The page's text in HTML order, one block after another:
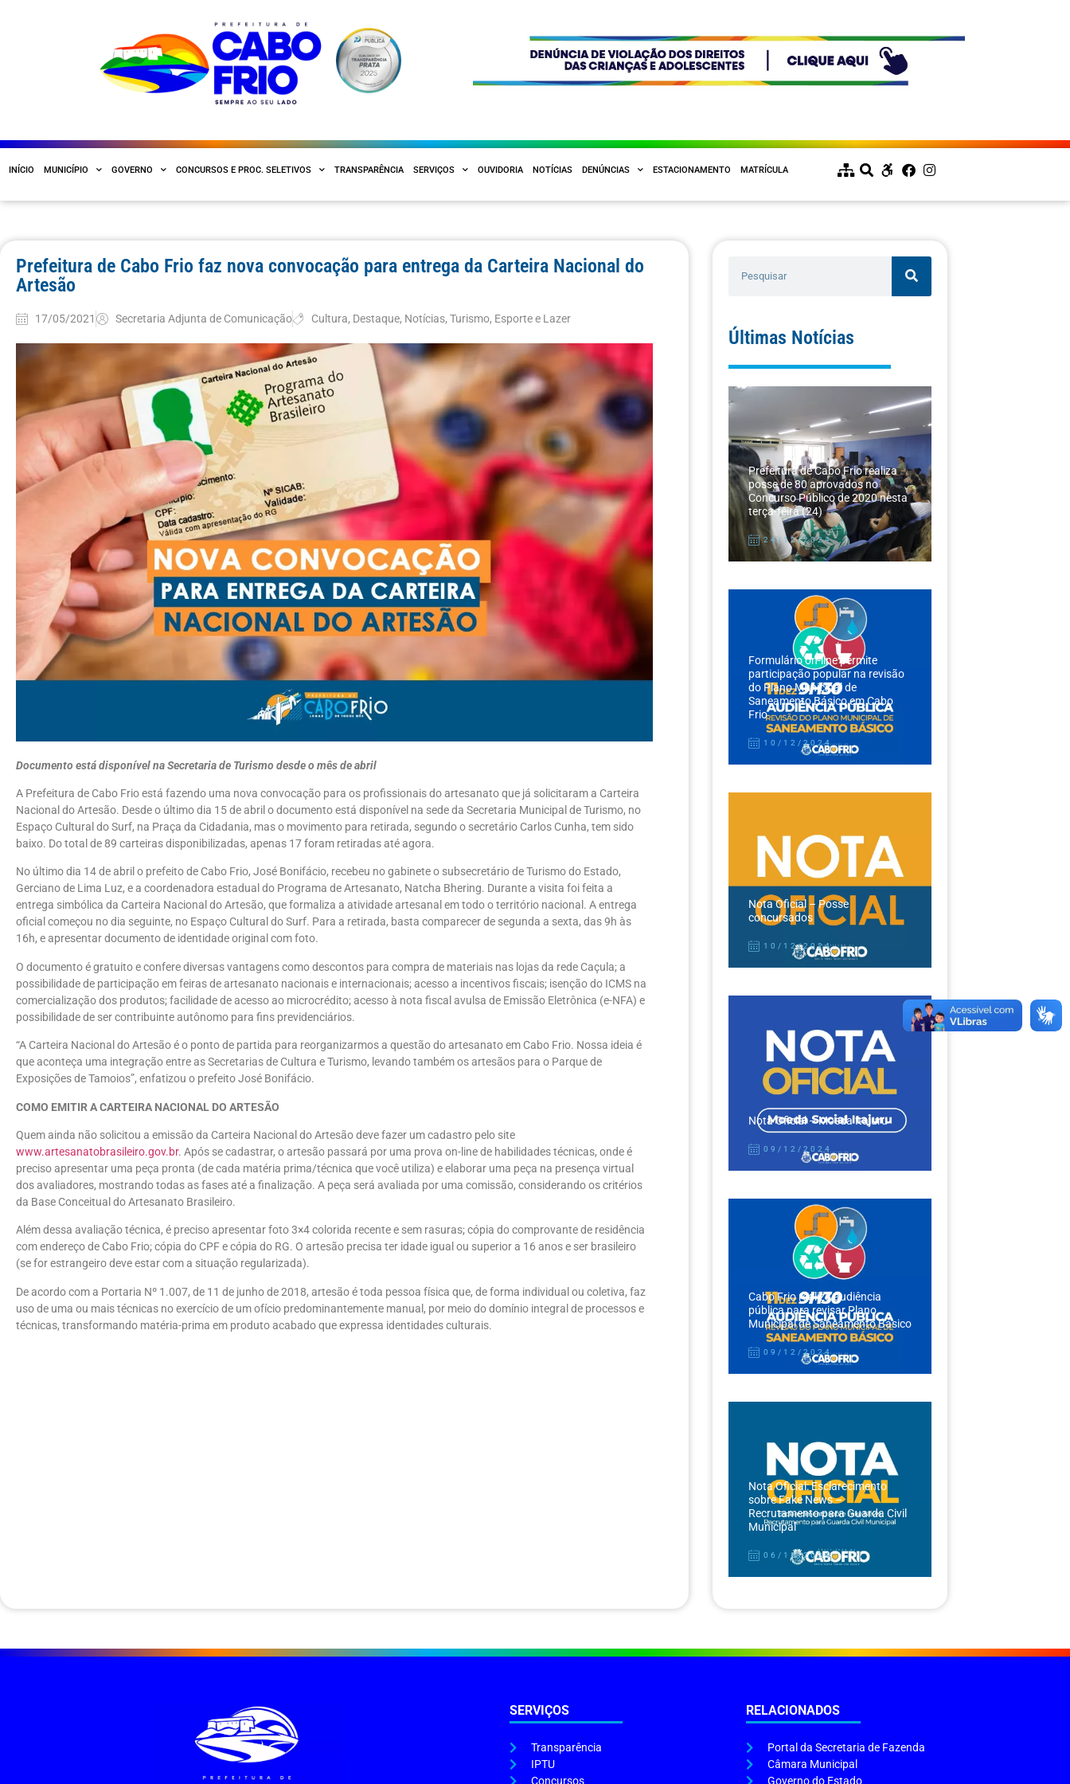
INÍCIO MUNICÍPIO GOVERNO CONCURSOS E PROC. SELETIVOS TRANSPARÊNCIA SERVIÇOS OUVIDORIA NOTÍCIAS DENÚNCIAS ESTACIONAMENTO MATRÍCULA
Prefeitura de Cabo Frio faz nova convocação para entrega da Carteira Nacional do
Artesão
17/05/2021 Secretaria Adjunta de Comunicação Cultura, Destaque, Notícias,Turismo, Esporte e Lazer
Documento está disponível na Secretaria de Turismo desde o mês de abril
A Prefeitura de Cabo Frio está fazendo uma nova convocação para os profissionais do artesanato que já solicitaram a Carteira
Nacional do Artesão. Desde o último dia 15 de abril o documento está disponível na sede da Secretaria Municipal de Turismo, no
Espaço Cultural do Surf, na Praça da Cidadania, mas o movimento para retirada, segundo o secretário Carlos Cunha, tem sido
baixo. Do total de 89 carteiras disponibilizadas, apenas 17 foram retiradas até agora.
No último dia 14 de abril o prefeito de Cabo Frio, José Bonifácio, recebeu no gabinete o subsecretário de Turismo do Estado,
Gerciano de Lima Luz, e a coordenadora estadual do Programa de Artesanato, Natcha Bhering. Durante a visita foi feita a
entrega simbólica da Carteira Nacional do Artesão, que formaliza a atividade artesanal em todo o território nacional. A entrega
oficial começou no dia seguinte, no Espaço Cultural do Surf. Para a retirada, basta comparecer de segunda a sexta, das 9h às
16h, e apresentar documento de identidade original com foto.
O documento é gratuito e confere diversas vantagens como descontos para compra de materiais nas lojas da rede Caçula; a
possibilidade de participação em feiras de artesanato nacionais e internacionais; acesso a incentivos fiscais; isenção do ICMS na
comercialização dos produtos; facilidade de acesso ao microcrédito; acesso à nota fiscal avulsa de Emissão Eletrônica (e-NFA) e
possibilidade de ser contribuinte autônomo para fins previdenciários.
“A Carteira Nacional do Artesão é o ponto de partida para reorganizarmos a questão do artesanato em Cabo Frio. Nossa ideia é
que aconteça uma integração entre as Secretarias de Cultura e Turismo, levando também os artesãos para o Parque de
Exposições de Tamoios”, enfatizou o prefeito José Bonifácio.
COMO EMITIR A CARTEIRA NACIONAL DO ARTESÃO
Quem ainda não solicitou a emissão da Carteira Nacional do Artesão deve fazer um cadastro pelo site
www.artesanatobrasileiro.gov.br. Após se cadastrar, o artesão passará por uma prova on-line de habilidades técnicas, onde é
preciso apresentar uma peça pronta (de cada matéria prima/técnica que você utiliza) e elaborar uma peça na presença virtual
dos avaliadores, mostrando todas as fases até a finalização. A peça será avaliada por uma comissão, considerando os critérios
da Base Conceitual do Artesanato Brasileiro.
Além dessa avaliação técnica, é preciso apresentar foto 3×4 colorida recente e sem rasuras; cópia do comprovante de residência
com endereço de Cabo Frio; cópia do CPF e cópia do RG. O artesão precisa ter idade igual ou superior a 16 anos e ser brasileiro
(se for estrangeiro deve estar com a situação regularizada).
De acordo com a Portaria Nº 1.007, de 11 de junho de 2018, artesão é toda pessoa física que, de forma individual ou coletiva, faz
uso de uma ou mais técnicas no exercício de um ofício predominantemente manual, por meio do domínio integral de processos e
técnicas, transformando matéria-prima em produto acabado que expressa identidades culturais.
Últimas Notícias
Prefeitura de Cabo Frio realiza
posse de 80 aprovados no
Concurso Público de 2020 nesta
terça-feira (24)
24/12/2024
Formulário on-line permite
participação popular na revisão
do Plano Municipal de
Saneamento Básico em Cabo
Frio
10/12/2024
Nota Oficial – Posse
concursados
10/12/2024
Nota Oficial – Moeda Itajuru
09/12/2024
Cabo Frio realiza audiência
pública para revisar Plano
Municipal de Saneamento Básico
09/12/2024
Nota Oficial: Esclarecimento
sobre Fake News –
Recrutamento para Guarda Civil
Municipal
06/12/2024
SERVIÇOS
Transparência
IPTU
Concursos
RELACIONADOS
Portal da Secretaria de Fazenda
Câmara Municipal
Governo do Estado